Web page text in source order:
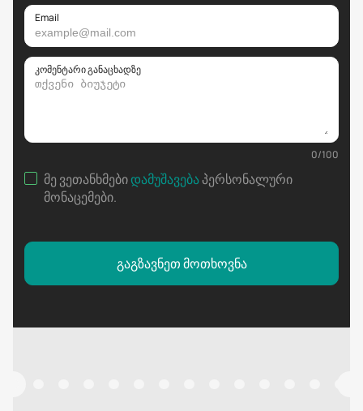
Email
კომენტარი განაცხადზე
0/100
მე ვეთანხმებიდამუშავებაპერსონალური
მონაცემები.
გაგზავნეთ მოთხოვნა